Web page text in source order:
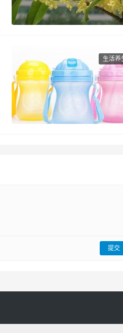
生活养
提交